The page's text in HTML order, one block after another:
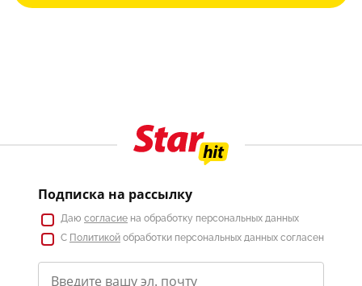
Подписка на рассылку
Даю согласие на обработку персональных данных
С Политикой обработки персональных данных согласен